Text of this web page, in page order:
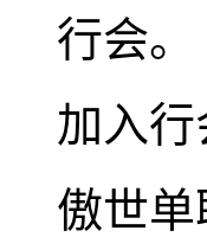
行会。
加入
傲世